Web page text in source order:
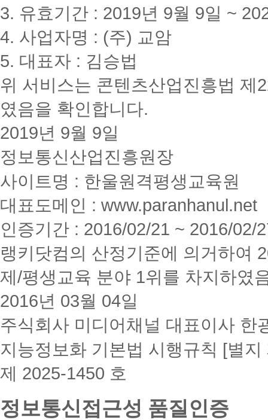
3. 유효기간 : 2019년 9월 9일 ~
4. 사업자명 : (주) 교암
5. 대표자 : 김승법
위 서비스는 콘텐츠산업진흥법 제
였음을 확인합니다.
2019년 9월 9일
정보통신산업진흥원장
사이트명 : 한울원격평생교육원
대표도메인 : www.paranhanul.net
인증기간 : 2016/02/21 ~ 2016/02/
랭키닷컴의 산정기준에 의거하여
제/평생교육 분야 1위를 차지하였
2016년 03월 04일
주식회사 미디어채널 대표이사 한
지능정보화 기본법 시행규칙 [별지
제 2025-1450 호
정보통신접근성 품질인증